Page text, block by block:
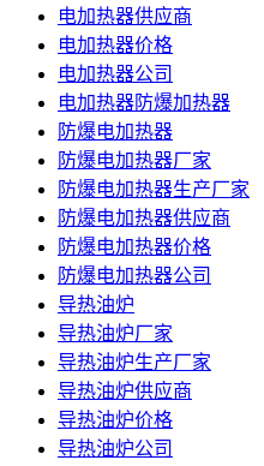
电加热器供应商
电加热器价格
电加热器公司
电加热器防爆加热器
防爆电加热器
防爆电加热器厂家
防爆电加热器生产厂家
防爆电加热器供应商
防爆电加热器价格
防爆电加热器公司
导热油炉
导热油炉厂家
导热油炉生产厂家
导热油炉供应商
导热油炉价格
导热油炉公司